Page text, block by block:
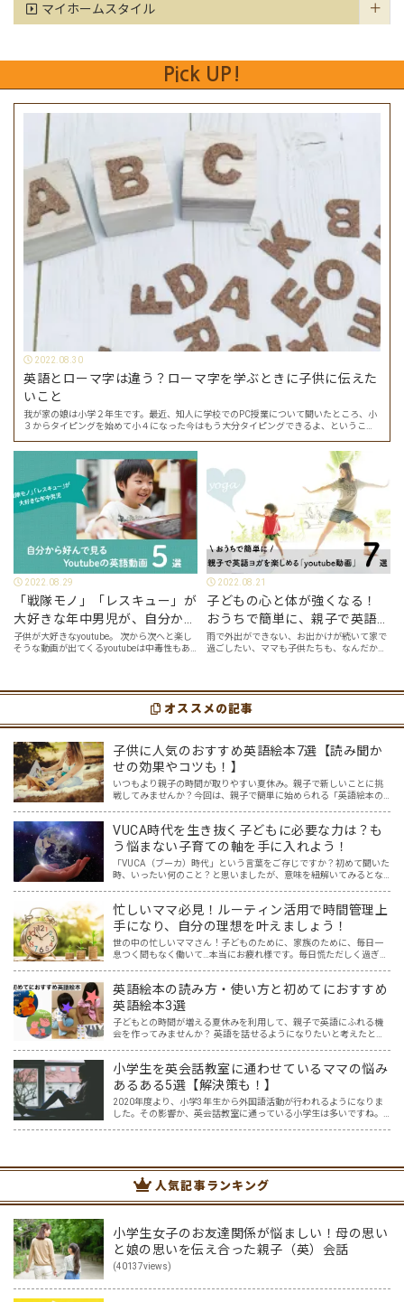
マイホームスタイル
Pick UP!
2022.08.30
英語とローマ字は違う？ローマ字を学ぶときに子供に伝えた
いこと
我が家の娘は小学２年生です。最近、知人に学校でのPC授業について聞いたところ、小
３からタイピングを始めて小４になった今はもう大分タイピングできるよ、ということ
で…
2022.08.29
「戦隊モノ」「レスキュー」が
大好きな年中男児が、自分から
好んで見るyoutube英語動画５
選
子供が大好きなyoutube。 次から次へと楽し
そうな動画が出てくるyoutubeは中毒性もあ
youtubeやゲーム、アプリだ…
2022.08.21
子どもの心と体が強くなる！
おうちで簡単に、親子で英語ヨ
ガを楽しめる「youtube動画」
７選
雨で外出ができない、お出かけが続いて家で
過ごしたい、ママも子供たちも、なんだか疲
スメの「youtube動画」を紹介します…
オススメの記事
子供に人気のおすすめ英語絵本7選【読み聞か
せの効果やコツも！】
いつもより親子の時間が取りやすい夏休み。親子で新しいことに挑
戦してみませんか？今回は、親子で簡単に始められる「英語絵本の
VUCA時代を生き抜く子どもに必要な力は？も
う悩まない子育ての軸を手に入れよう！
「VUCA（ブーカ）時代」という言葉をご存じですか？初めて聞いた
時、いったい何のこと？と思いましたが、意味を紐解いてみるとな
忙しいママ必見！ルーティン活用で時間管理上
手になり、自分の理想を叶えましょう！
世の中の忙しいママさん！子どものために、家族のために、毎日一
息つく間もなく働いて…本当にお疲れ様です。毎日慌ただしく過ぎ去
英語絵本の読み方・使い方と初めてにおすすめ
英語絵本3選
子どもとの時間が増える夏休みを利用して、親子で英語にふれる機
会を作ってみませんか？ 英語を話せるようになりたいと考えたと
小学生を英会話教室に通わせているママの悩み
あるある5選【解決策も！】
2020年度より、小学3年生から外国語活動が行われるようになりま
した。その影響か、英会話教室に通っている小学生は多いですね。
人気記事ランキング
小学生女子のお友達関係が悩ましい！母の思い
と娘の思いを伝え合った親子（英）会話
(40137views)